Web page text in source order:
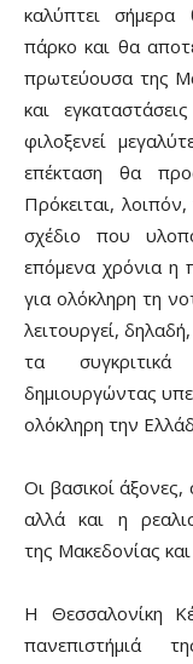
καλύπτει σήμερα
πάρκο και θα
πρωτεύουσα της
και
φιλοξενεί
επέκταση θα
Πρόκειται,
σχέδιο που
επόμενα χρόνια η
για ολόκληρη τη
λειτουργεί,
τα συγκριτικά
δημιουργώντας
ολόκληρη την
Οι βασικοί
αλλά και η
της Μακεδονίας
Η Θεσσαλονίκη
πανεπιστήμιά